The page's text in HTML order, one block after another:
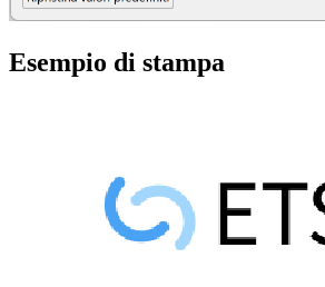
Esempio di stampa